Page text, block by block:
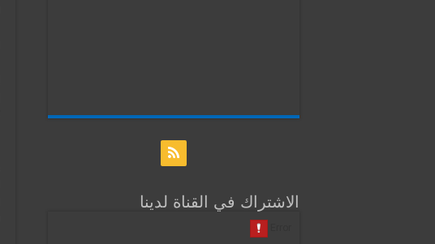
الاشتراك في القناة لدينا